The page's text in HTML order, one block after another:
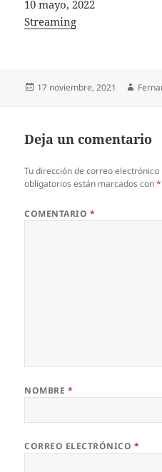
Fecha
10 mayo, 2022
In relation to
Streaming
Publicado
17 noviembre, 2021 Autor
Deja un comentario
Tu dirección de correo
obligatorios están marcados con*
COMENTARIO *
NOMBRE *
CORREO ELECTRÓNICO *